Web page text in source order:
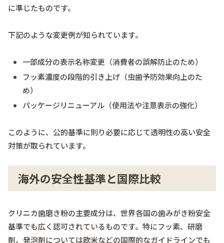
に準じたものです。
下記のような変更例が知られています。
一部成分の表示名称変更（消費者の誤解防止のため）
フッ素濃度の段階的引き上げ（虫歯予防効果向上のた
め）
パッケージリニューアル（使用法や注意表示の強化）
このように、公的基準に則り必要に応じて透明性の高い安全
対策が取られています。
海外の安全性基準と国際比較
クリニカ歯磨き粉の主要成分は、世界各国の歯みがき粉安全
基準でも広く認可されているものです。特にフッ素、研磨
剤、発泡剤については欧米などの国際的なガイドラインでも